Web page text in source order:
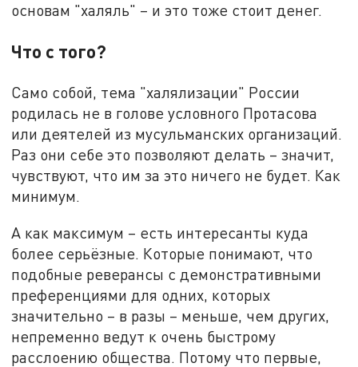
основам "халяль" – и это тоже стоит денег.
Что с того?
Само собой, тема "халялизации" России
родилась не в голове условного Протасова
или деятелей из мусульманских организаций.
Раз они себе это позволяют делать – значит,
чувствуют, что им за это ничего не будет. Как
минимум.
А как максимум – есть интересанты куда
более серьёзные. Которые понимают, что
подобные реверансы с демонстративными
преференциями для одних, которых
значительно – в разы – меньше, чем других,
непременно ведут к очень быстрому
расслоению общества. Потому что первые,